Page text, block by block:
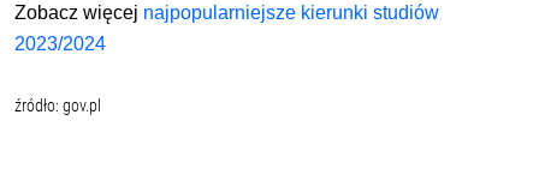
Zobacz więcej najpopularniejsze kierunki studiów
2023/2024
źródło: gov.pl